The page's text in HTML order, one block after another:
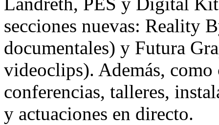
secciones nuevas: Reality
documentales) y Futura
videoclips). Además,
conferencias, talleres,
y actuaciones en directo.